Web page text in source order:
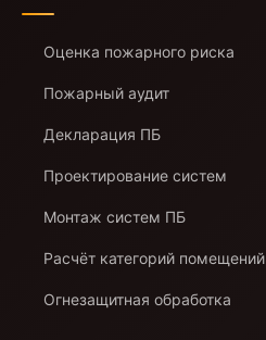
Оценка пожарного риска
Пожарный аудит
Декларация ПБ
Проектирование систем
Монтаж систем ПБ
Расчёт категорий помещений
Огнезащитная обработка